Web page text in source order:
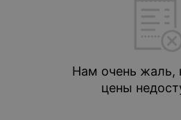
Нам очень жаль,
цены